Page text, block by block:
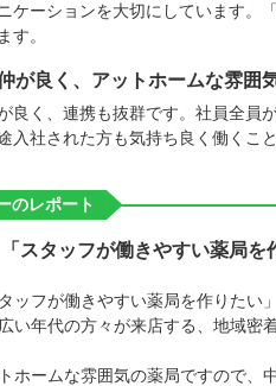
ケーションを大切にしています。
す。
が良く、アットホームな雰囲
良く、連携も抜群です。社員全員
入社された方も気持ち良く働くこ
のレポート
スタッフが働きやすい薬局を
タッフが働きやすい薬局を作りた
い年代の方々が来店する、地域密
ホームな雰囲気の薬局ですので、